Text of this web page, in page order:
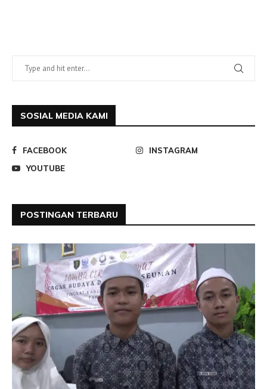
SOSIAL MEDIA KAMI
FACEBOOK
INSTAGRAM
YOUTUBE
POSTINGAN TERBARU